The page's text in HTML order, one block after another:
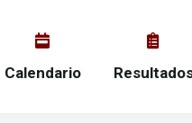
Calendario